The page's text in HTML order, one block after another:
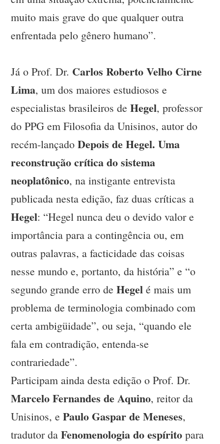
muito mais grave do que qualquer outra
enfrentada pelo gênero humano”.
Já o Prof. Dr. Carlos Roberto Velho Cirne
Lima, um dos maiores estudiosos e
especialistas brasileiros deHegel, professor
do PPG em Filosofia da Unisinos, autor do
recém-lançadoDepois de Hegel. Uma
reconstrução crítica do sistema
neoplatônico, na instigante entrevista
publicada nesta edição, faz duas críticas a
Hegel: “Hegel nunca deu o devido valor e
importância para a contingência ou, em
outras palavras, a facticidade das coisas
nesse mundo e, portanto, da história” e “o
segundo grande erro deHegel é mais um
problema de terminologia combinado com
certa ambigüidade”, ou seja, “quando ele
fala em contradição, entenda-se
contrariedade”.
Participam ainda desta edição o Prof. Dr.
Marcelo Fernandes de Aquino, reitor da
Unisinos, ePaulo Gaspar de Meneses,
tradutor daFenomenologia do espírito para